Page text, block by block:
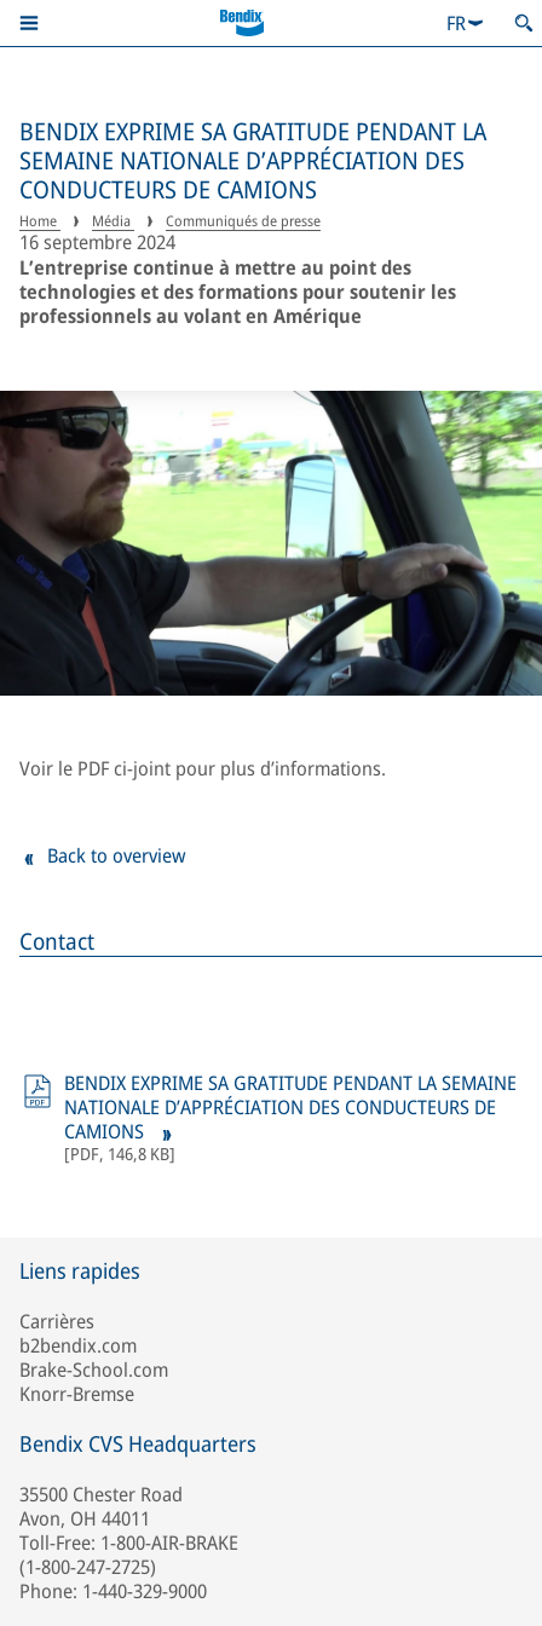
FR
BENDIX EXPRIME SA GRATITUDE PENDANT LA
SEMAINE NATIONALE D’APPRÉCIATION DES
CONDUCTEURS DE CAMIONS
Home Média Communiqués de presse
16 septembre 2024
L’entreprise continue à mettre au point des
technologies et des formations pour soutenir les
professionnels au volant en Amérique
Contact
Voir le PDF ci-joint pour plus d’informations.
BENDIX EXPRIME SA GRATITUDE PENDANT LA SEMAINE
NATIONALE D’APPRÉCIATION DES CONDUCTEURS DE
CAMIONS
[PDF, 146,8 KB]
Back to overview
Liens rapides
Carrières
b2bendix.com
Brake-School.com
Knorr-Bremse
Bendix CVS Headquarters
35500 Chester Road
Avon, OH 44011
Toll-Free: 1-800-AIR-BRAKE
(1-800-247-2725)
Phone: 1-440-329-9000